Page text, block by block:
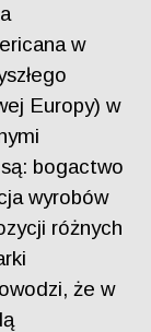
w
Europy) w
bogactwo
wyrobów
różnych
że w